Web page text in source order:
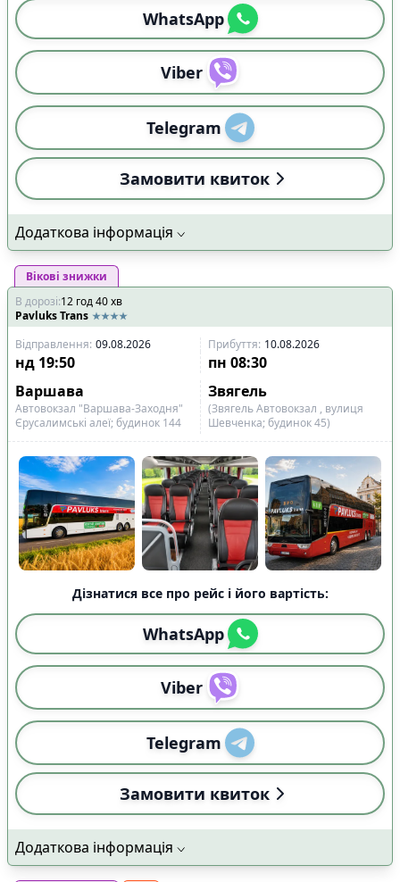
WhatsApp
Viber
Telegram
Замовити квиток
Додаткова інформація
Вікові знижки
В дорозі:12 год40хв
Pavluks Trans
Відправлення: 09.08.2026 Прибуття: 10.08.2026
нд 19:50 пн 08:30
Варшава
Звягель
Автовокзал "Варшава-Заходня"
Єрусалимські алеї; будинок 144
(Звягель Автовокзал , вулиця
Шевченка; будинок 45)
Дізнатися все про рейс і його вартість:
WhatsApp
Viber
Telegram
Замовити квиток
Додаткова інформація